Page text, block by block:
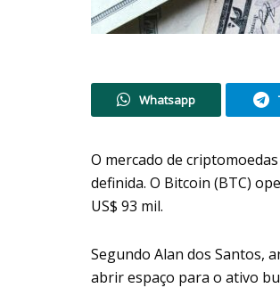
Whatsapp
O mercado de
definida. O Bitcoin (BTC)
US$ 93 mil.
Segundo Alan dos Santos,
abrir espaço para o ativo